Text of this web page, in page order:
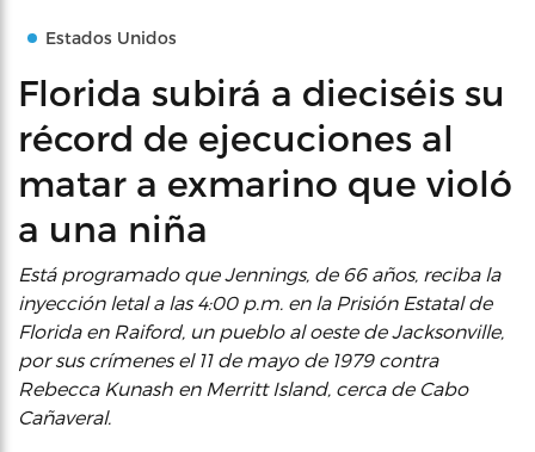
Estados Unidos
Florida subirá a dieciséis su
récord de ejecuciones al
matar a exmarino que violó
a una niña
Está programado que Jennings, de 66 años, reciba la
inyección letal a las 4:00 p.m. en la Prisión Estatal de
Florida en Raiford, un pueblo al oeste de Jacksonville,
por sus crímenes el 11 de mayo de 1979 contra
Rebecca Kunash en Merritt Island, cerca de Cabo
Cañaveral.